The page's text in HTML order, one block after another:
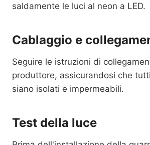
saldamente le luci al neon a LED.
Cablaggio e
Seguire le istruzioni di
produttore, assicurandosi che
siano isolati e impermeabili.
Test della luce